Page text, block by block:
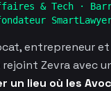
& Tech ·
entrepreneur
rejoint Zevra avec
un lieu où les